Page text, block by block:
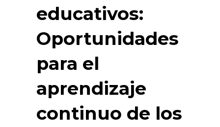
educativos:
Oportunidades
para el
aprendizaje
continuo de los